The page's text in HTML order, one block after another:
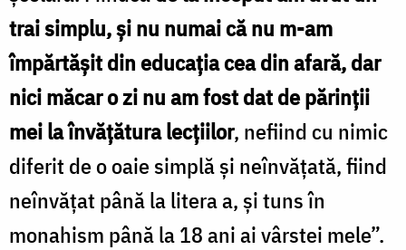
trai simplu, și nu numai că nu m-am
împărtășit din educația cea din afară, dar
nici măcar o zi nu am fost dat de părinții
mei la învățătura lecțiilor, nefiind cu nimic
diferit de o oaie simplă și neînvățată, fiind
neînvățat până la litera a, și tuns în
monahism până la 18 ani ai vârstei mele”.